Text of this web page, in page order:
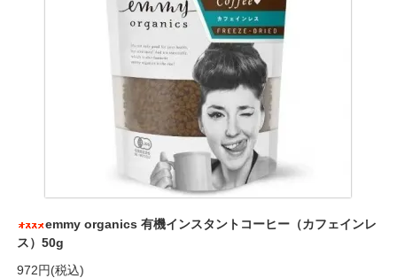
emmy organics 有機インスタントコーヒー（カフェインレ
ス）50g
972円(税込)